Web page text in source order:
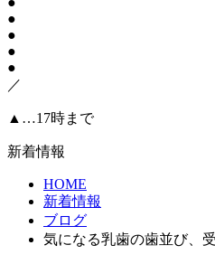
●
●
●
●
／
▲…17時まで
新着情報
HOME
新着情報
ブログ
気になる乳歯の歯並び、